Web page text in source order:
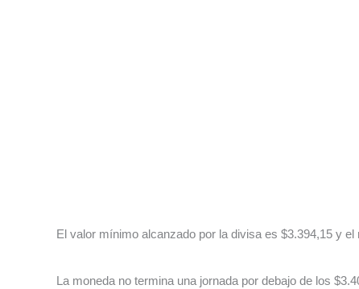
El valor mínimo alcanzado por la divisa es $3.394,15 y el
La moneda no termina una jornada por debajo de los